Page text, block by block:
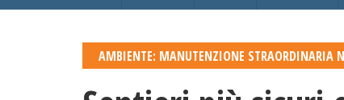
AMBIENTE: MANUTENZIONE STRAORDINARIA